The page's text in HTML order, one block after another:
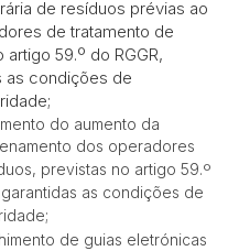
de resíduos prévias ao
de tratamento de
59.º do RGGR,
as condições de
do aumento da
dos operadores
previstas no artigo 59.º
as condições de
de guias eletrónicas